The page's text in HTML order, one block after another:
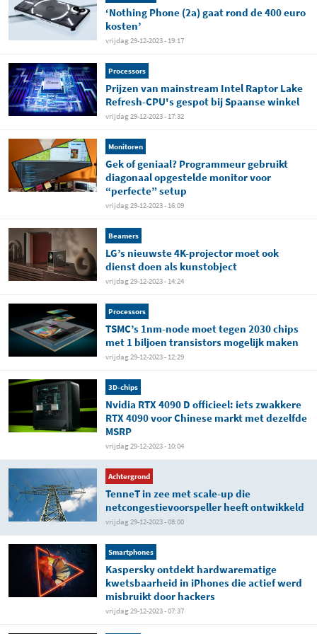
‘Nothing Phone (2a) gaat rond de 400 euro
kosten’
vrijdag 29-12-2023 - 19:17
Processors
Prijzen van mainstream Intel Raptor Lake
Refresh-CPU's gespot bij Spaanse winkel
vrijdag 29-12-2023 - 17:32
Monitoren
Gek of geniaal? Programmeur gebruikt
diagonaal opgestelde monitor voor
“perfecte” setup
vrijdag 29-12-2023 - 16:09
Beamers
LG’s nieuwste 4K-projector moet ook
dienst doen als kunstobject
vrijdag 29-12-2023 - 14:24
Processors
TSMC’s 1nm-node moet tegen 2030 chips
met 1 biljoen transistors mogelijk maken
vrijdag 29-12-2023 - 12:29
3D-chips
Nvidia RTX 4090 D officieel: iets zwakkere
RTX 4090 voor Chinese markt met dezelfde
MSRP
vrijdag 29-12-2023 - 10:04
Achtergrond
TenneT in zee met scale-up die
netcongestievoorspeller heeft ontwikkeld
vrijdag 29-12-2023 - 08:00
Smartphones
Kaspersky ontdekt hardwarematige
kwetsbaarheid in iPhones die actief werd
misbruikt door hackers
vrijdag 29-12-2023 - 07:37